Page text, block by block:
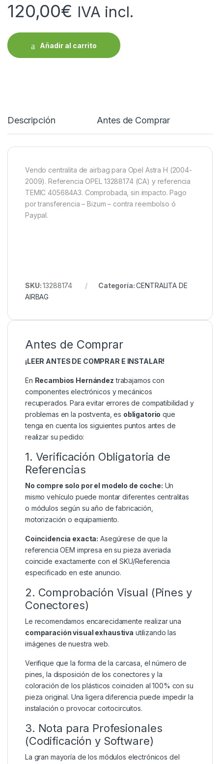
120,00€ IVA incl.
Añadir al carrito
Descripción Antes de Comprar
Vendo centralita de airbag para Opel Astra H (2004-
2009). Referencia OPEL 13288174 (CA) y referencia
TEMIC 405684A3. Comprobada, sin impacto. Pago
por transferencia – Bizum – contra reembolso ó
Paypal.
SKU:13288174 Categoría:CENTRALITA DE
AIRBAG
Antes de Comprar
¡LEER ANTES DE COMPRAR E INSTALAR!
En Recambios Hernández trabajamos con
componentes electrónicos y mecánicos
recuperados. Para evitar errores de compatibilidad y
problemas en la postventa, es obligatorio que
tenga en cuenta los siguientes puntos antes de
realizar su pedido:
1. Verificación Obligatoria de
Referencias
No compre solo por el modelo de coche: Un
mismo vehículo puede montar diferentes centralitas
o módulos según su año de fabricación,
motorización o equipamiento.
Coincidencia exacta: Asegúrese de que la
referencia OEM impresa en su pieza averiada
coincide exactamente con el SKU/Referencia
especificado en este anuncio.
2. Comprobación Visual (Pines y
Conectores)
Le recomendamos encarecidamente realizar una
comparación visual exhaustiva utilizando las
imágenes de nuestra web.
Verifique que la forma de la carcasa, el número de
pines, la disposición de los conectores y la
coloración de los plásticos coinciden al 100% con su
pieza original. Una ligera diferencia puede impedir la
instalación o provocar cortocircuitos.
3. Nota para Profesionales
(Codificación y Software)
La gran mayoría de los módulos electrónicos del